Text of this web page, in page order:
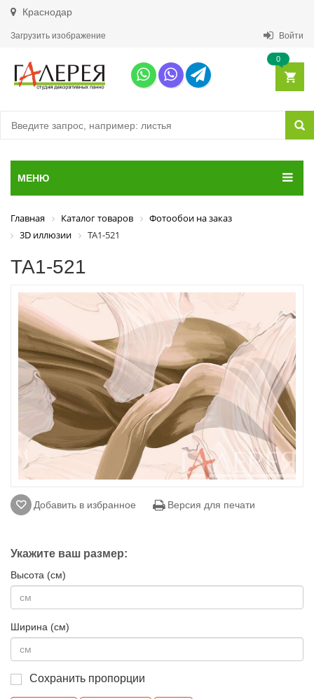
Краснодар
Загрузить изображение Войти
0
МЕНЮ
Главная Каталог товаров
Фотообои на заказ
3D иллюзии
ТА1-521
ТА1-521
Добавить в избранное Версия для печати
Укажите ваш размер:
Высота (см)
Ширина (см)
Сохранить пропорции